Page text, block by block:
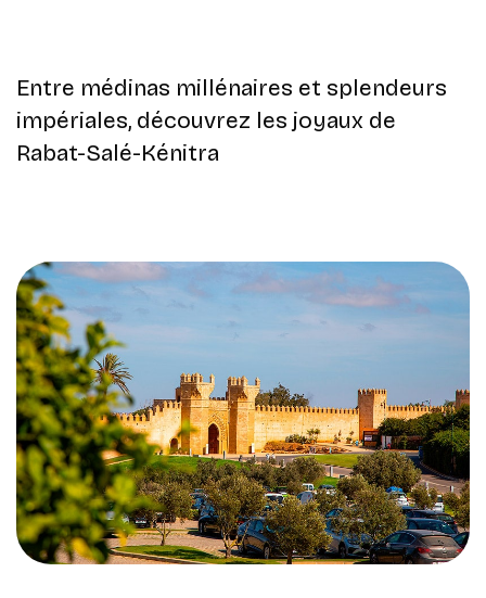
Entre médinas millénaires et splendeurs
impériales, découvrez les joyaux de
Rabat-Salé-Kénitra